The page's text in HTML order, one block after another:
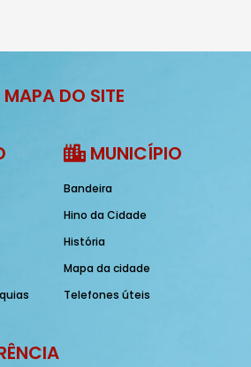
MAPA DO SITE
MUNICÍPIO
Bandeira
Hino da Cidade
História
Mapa da cidade
Telefones úteis